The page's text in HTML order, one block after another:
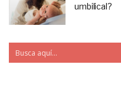
umbilical?